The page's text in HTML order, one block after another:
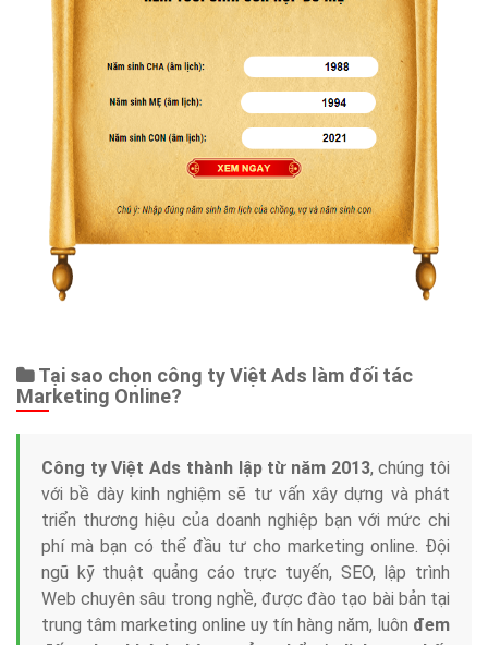
Tại sao chọn công ty Việt Ads làm đối tác
Marketing Online?
Công ty Việt Ads thành lập từ năm 2013, chúng tôi
với bề dày kinh nghiệm sẽ tư vấn xây dựng và phát
triển thương hiệu của doanh nghiệp bạn với mức chi
phí mà bạn có thể đầu tư cho marketing online. Đội
ngũ kỹ thuật quảng cáo trực tuyến, SEO, lập trình
Web chuyên sâu trong nghề, được đào tạo bài bản tại
trung tâm marketing online uy tín hàng năm, luôn đem